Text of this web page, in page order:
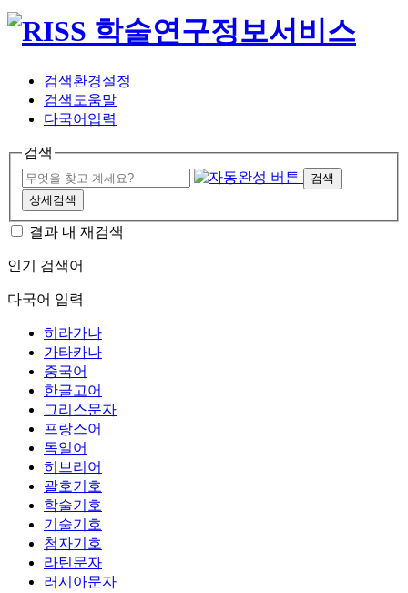
검색환경설정
검색도움말
다국어입력
검색
검색
상세검색
결과 내 재검색
인기 검색어
다국어 입력
히라가나
가타카나
중국어
한글고어
그리스문자
프랑스어
독일어
히브리어
괄호기호
학술기호
기술기호
첨자기호
라틴문자
러시아문자